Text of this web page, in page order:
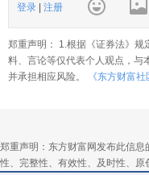
登录 注册
郑重声明： 1.根据《证券法》
料、言论等仅代表个人观点，与
并承担相应风险。
《东方财富社
郑重声明：东方财富网发布此信
性、完整性、有效性、及时性、